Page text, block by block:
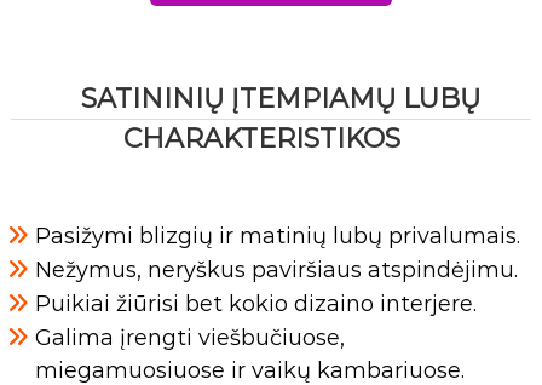
SATININIŲ ĮTEMPIAMŲ LUBŲ
CHARAKTERISTIKOS
Pasižymi blizgių ir matinių lubų privalumais.
Nežymus, neryškus paviršiaus atspindėjimu.
Puikiai žiūrisi bet kokio dizaino interjere.
Galima įrengti viešbučiuose,
miegamuosiuose ir vaikų kambariuose.